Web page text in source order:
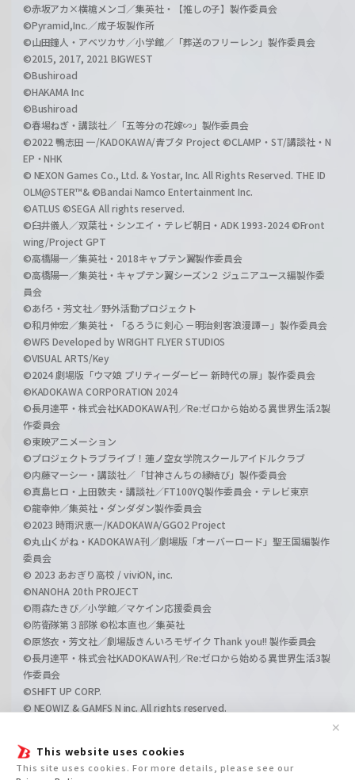
This website uses cookies
This site uses cookies. For more details, please see our
✕
©赤坂アカ×横槍メンゴ／集英社・【推しの子】製作委員会
©Pyramid,Inc.／成子坂製作所
©山田鐘人・アベツカサ／小学館／「葬送のフリーレン」製作委員会
©2015, 2017, 2021 BIGWEST
©Bushiroad
©HAKAMA Inc
©Bushiroad
©春場ねぎ・講談社／「五等分の花嫁∽」製作委員会
©2022 鴨志田 一/KADOKAWA/青ブタ Project ©CLAMP・ST/講談社・N
EP・NHK
© NEXON Games Co., Ltd. & Yostar, Inc. All Rights Reserved. THE ID
OLM@STER™& ©Bandai Namco Entertainment Inc.
©ATLUS ©SEGA All rights reserved.
©臼井儀人／双葉社・シンエイ・テレビ朝日・ADK 1993-2024 ©Front
wing/Project GPT
©高橋陽一／集英社・2018キャプテン翼製作委員会
©高橋陽一／集英社・キャプテン翼シーズン２ ジュニアユース編製作委
員会
©あfろ・芳文社／野外活動プロジェクト
©和月伸宏／集英社・「るろうに剣心 －明治剣客浪漫譚－」製作委員会
©WFS Developed by WRIGHT FLYER STUDIOS
©VISUAL ARTS/Key
©2024 劇場版「ウマ娘 プリティーダービー 新時代の扉」製作委員会
©KADOKAWA CORPORATION 2024
©長月達平・株式会社KADOKAWA刊／Re:ゼロから始める異世界生活2製
作委員会
©東映アニメーション
©プロジェクトラブライブ！蓮ノ空女学院スクールアイドルクラブ
©内藤マーシー・講談社／「甘神さんちの縁結び」製作委員会
©真島ヒロ・上田敦夫・講談社／FT100YQ製作委員会・テレビ東京
©龍幸伸／集英社・ダンダダン製作委員会
©2023 時雨沢恵一/KADOKAWA/GGO2 Project
©丸山くがね・KADOKAWA刊／劇場版「オーバーロード」聖王国編製作
委員会
© 2023 あおぎり高校 / viviON, inc.
©NANOHA 20th PROJECT
©雨森たきび／小学館／マケイン応援委員会
©防衛隊第３部隊 ©松本直也／集英社
©原悠衣・芳文社／劇場版きんいろモザイク Thank you!! 製作委員会
©長月達平・株式会社KADOKAWA刊／Re:ゼロから始める異世界生活3製
作委員会
©SHIFT UP CORP.
© NEOWIZ & GAMFS N inc. All rights reserved.
©GIRLS und PANZER Film Projekt
©GIRLS und PANZER Finale Projekt